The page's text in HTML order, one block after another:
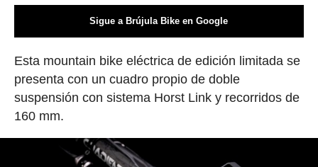
Sigue a Brújula Bike en Google
Esta mountain bike eléctrica de edición limitada se
presenta con un cuadro propio de doble
suspensión con sistema Horst Link y recorridos de
160 mm.